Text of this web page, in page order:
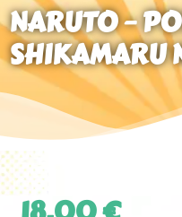
NARUTO –
SHIKAMARU